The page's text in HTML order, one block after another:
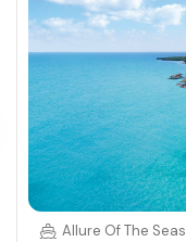
Allure Of The Seas